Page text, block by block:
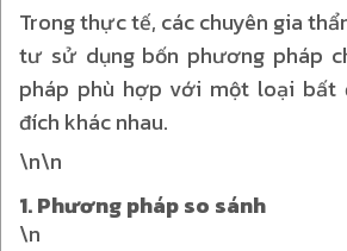
Trong thực tế, các chuyên gia
tư sử dụng bốn phương pháp
pháp phù hợp với một loại bất
đích khác nhau.
\n\n
1. Phương pháp so sánh
\n